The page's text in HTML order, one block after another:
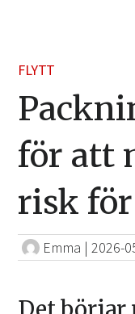
FLYTT
för att
risk
Emma |2026-